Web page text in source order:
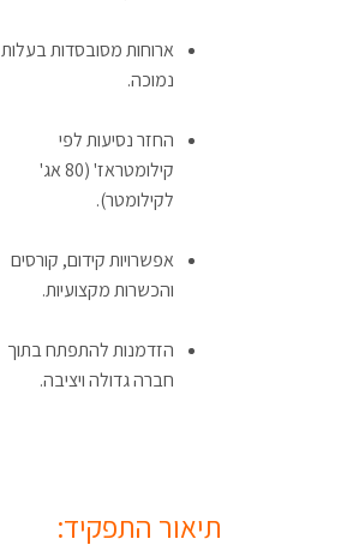
ארוחות מסובסדות בעלות
נמוכה.
החזר נסיעות לפי
קילומטראז' (80 אג'
לקילומטר).
אפשרויות קידום, קורסים
והכשרות מקצועיות.
הזדמנות להתפתח בתוך
חברה גדולה ויציבה.
תיאור התפקיד: